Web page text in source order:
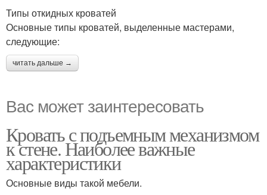
Типы откидных кроватей
Основные типы кроватей, выделенные мастерами,
следующие:
читать дальше →
Вас может заинтересовать
Кровать с подъемным механизмом
к стене. Наиболее важные
характеристики
Основные виды такой мебели.